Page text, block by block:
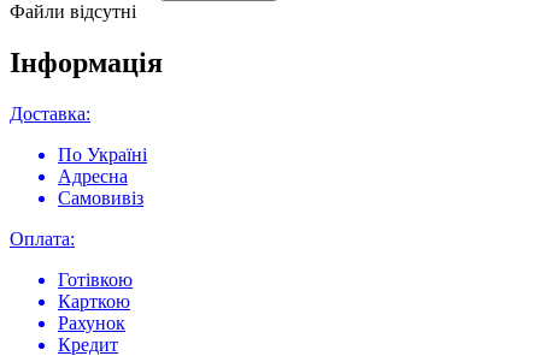
Файли відсутні
Інформація
Доставка:
По Україні
Адресна
Самовивіз
Оплата:
Готівкою
Карткою
Рахунок
Кредит